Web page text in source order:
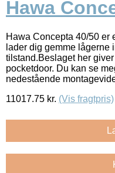
Hawa
Hawa Concepta 40/50 er
lader dig gemme lågerne
tilstand.Beslaget her
pocketdoor. Du kan se
nedestående
11017.75 kr. (Vis fragtpris)